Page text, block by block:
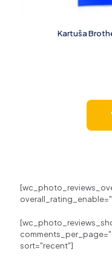
Kartuša
sort="recent"]